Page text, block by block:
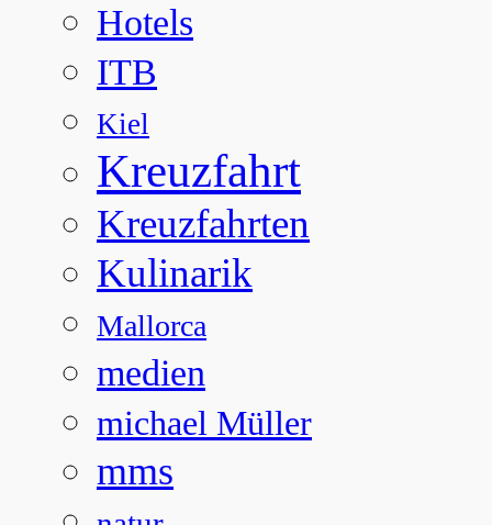
Hotels
ITB
Kiel
Kreuzfahrt
Kreuzfahrten
Kulinarik
Mallorca
medien
michael Müller
mms